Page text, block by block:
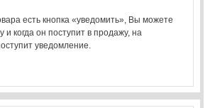
есть кнопка «уведомить», Вы можете
и когда он поступит в продажу, на
уведомление.